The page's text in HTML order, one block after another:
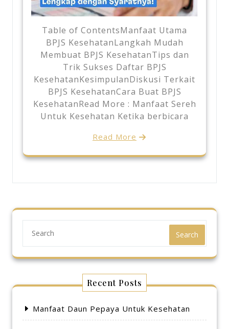
Table of ContentsManfaat Utama
BPJS KesehatanLangkah Mudah
Membuat BPJS KesehatanTips dan
Trik Sukses Daftar BPJS
KesehatanKesimpulanDiskusi Terkait
BPJS KesehatanCara Buat BPJS
KesehatanRead More : Manfaat Sereh
Untuk Kesehatan Ketika berbicara
Read More
Search
Recent Posts
Manfaat Daun Pepaya Untuk Kesehatan